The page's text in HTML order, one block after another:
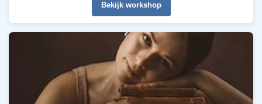
Bekijk workshop